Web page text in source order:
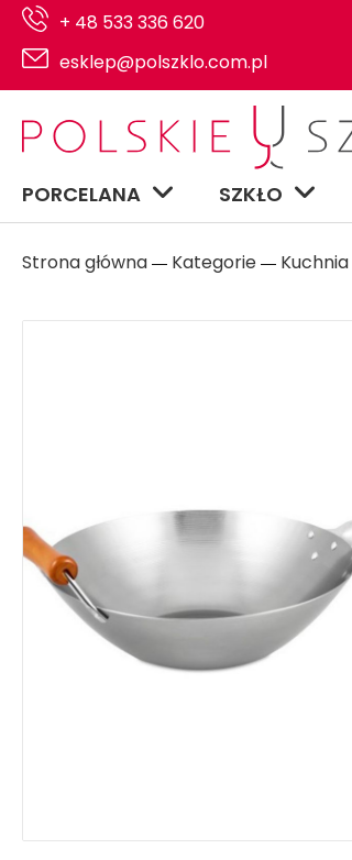
+ 48 533 336 620
esklep@polszklo.com.pl
PORCELANA SZKŁO
Strona główna ― Kategorie ― Kuchnia